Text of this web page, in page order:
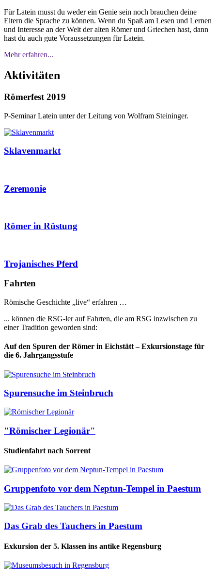
Für Latein musst du weder ein Genie sein noch brauchen deine
Eltern die Sprache zu können. Wenn du Spaß am Lesen und Lernen
und Interesse an der Welt der alten Römer und Griechen hast, dann
hast du auch gute Voraussetzungen für Latein.
Mehr erfahren...
Aktivitäten
Römerfest 2019
P-Seminar Latein unter der Leitung von Wolfram Steininger.
Sklavenmarkt
Zeremonie
Römer in Rüstung
Trojanisches Pferd
Fahrten
Römische Geschichte „live“ erfahren …
... können die RSG-ler auf Fahrten, die am RSG inzwischen zu
einer Tradition geworden sind:
Auf den Spuren der Römer in Eichstätt – Exkursionstage für
die 6. Jahrgangsstufe
Spurensuche im Steinbruch
"Römischer Legionär"
Studienfahrt nach Sorrent
Gruppenfoto vor dem Neptun-Tempel in Paestum
Das Grab des Tauchers in Paestum
Exkursion der 5. Klassen ins antike Regensburg